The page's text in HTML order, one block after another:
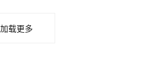
加载更多